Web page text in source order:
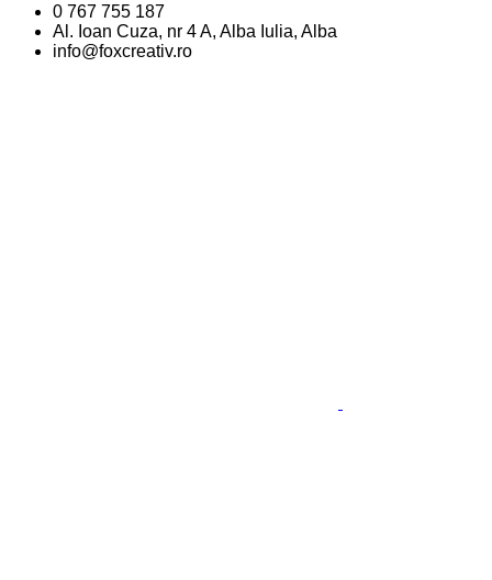
0 767 755 187
Al. Ioan Cuza, nr 4 A, Alba Iulia, Alba
info@foxcreativ.ro